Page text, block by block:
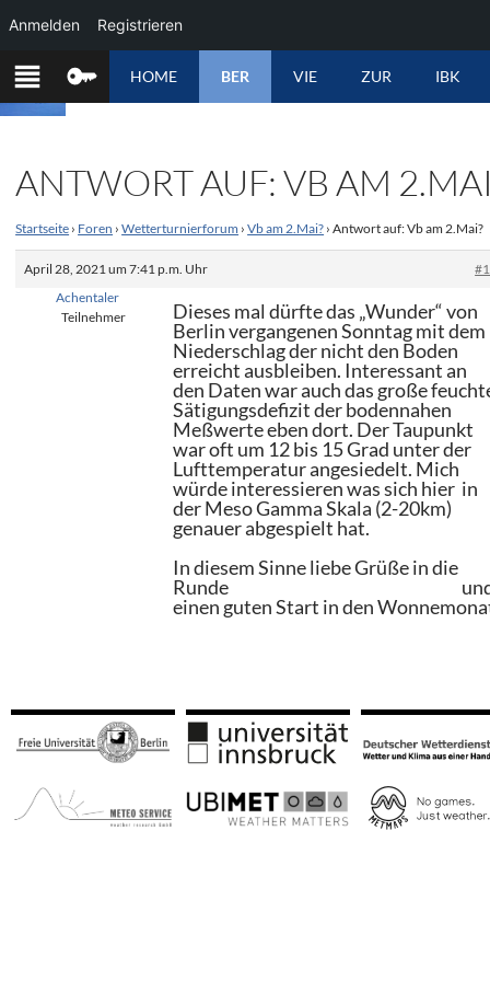
ZUM
INHALT
SPRINGEN
HOME BER VIE ZUR IBK
ANTWORT AUF: VB AM
Startseite › Foren › Wetterturnierforum › Vb am 2.Mai? › Antwort auf: Vb am 2.Mai?
April 28, 2021 um 7:41 p.m. Uhr
Achentaler
Teilnehmer
Dieses mal dürfte das „Wunder“ von
Berlin vergangenen Sonntag mit dem
Niederschlag der nicht den Boden
erreicht ausbleiben. Interessant an
den Daten war auch das große
Sätigungsdefizit der bodennahen
Meßwerte eben dort. Der Taupunkt
war oft um 12 bis 15 Grad unter der
Lufttemperatur angesiedelt. Mich
würde interessieren was sich hier in
der Meso Gamma Skala (2-20km)
genauer abgespielt hat.
In diesem Sinne liebe Grüße in die
Runde
einen guten Start in den
Anmelden Registrieren